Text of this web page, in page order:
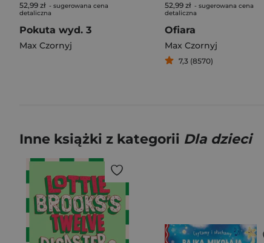
52,99 zł - sugerowana cena
detaliczna
Pokuta wyd. 3
Max Czornyj
52,99 zł - sugerowana cena
detaliczna
Ofiara
Max Czornyj
7,3 (8570)
Inne książki z kategorii Dla dzieci